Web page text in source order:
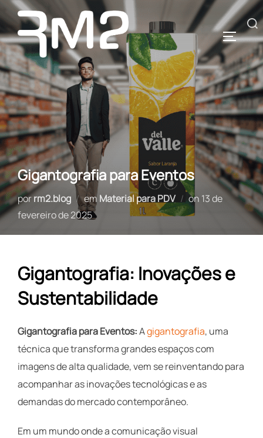
Pular
para
o
conteúdo
Pesquisar
por:
Gigantografia para Eventos
porrm2.blog em Material para PDV on Postado
13 de
fevereiro de 2025
Gigantografia: Inovações e
Sustentabilidade
Gigantografia para Eventos:Agigantografia, uma
técnica que transforma grandes espaços com
imagens de alta qualidade, vem se reinventando para
acompanhar as inovações tecnológicas e as
demandas do mercado contemporâneo.
Em um mundo onde a comunicação visual